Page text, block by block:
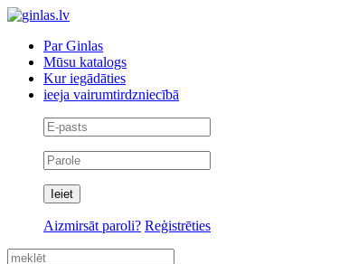
Par Ginlas
Mūsu katalogs
Kur iegādāties
ieeja vairumtirdzniecībā
Aizmirsāt paroli? Reģistrēties